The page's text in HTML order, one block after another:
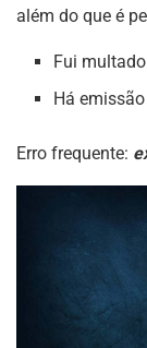
além do que é
Fui
Há
Erro frequente: